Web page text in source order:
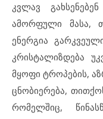
კვლავ
ამორფული მასა,
ენერგია
კრისტალიზდება
მყოფი ტროპების,
ცნობიერება,
რომელშიც,